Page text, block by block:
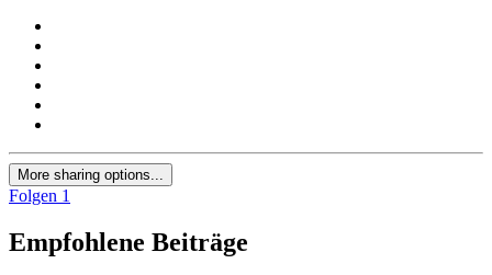
More sharing options...
Folgen 1
Empfohlene Beiträge